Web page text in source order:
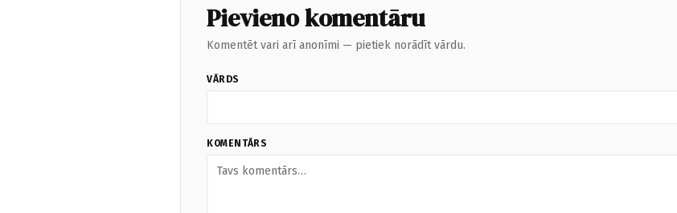
Pievieno komentāru
Komentēt vari arī anonīmi — pietiek norādīt vārdu.
VĀRDS
KOMENTĀRS